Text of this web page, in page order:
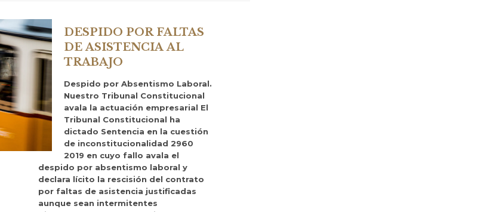
DESPIDO POR FALTAS
DE ASISTENCIA AL
TRABAJO
Despido por Absentismo Laboral.
Nuestro Tribunal Constitucional
avala la actuación empresarial El
Tribunal Constitucional ha
dictado Sentencia en la cuestión
de inconstitucionalidad 2960
2019 en cuyo fallo avala el
despido por absentismo laboral y
declara lícito la rescisión del contrato
por faltas de asistencia justificadas
aunque sean intermitentes